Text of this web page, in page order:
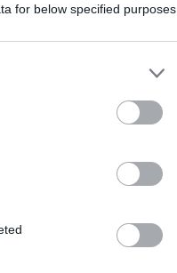
for below specified purposes
την
7
αμιγώς